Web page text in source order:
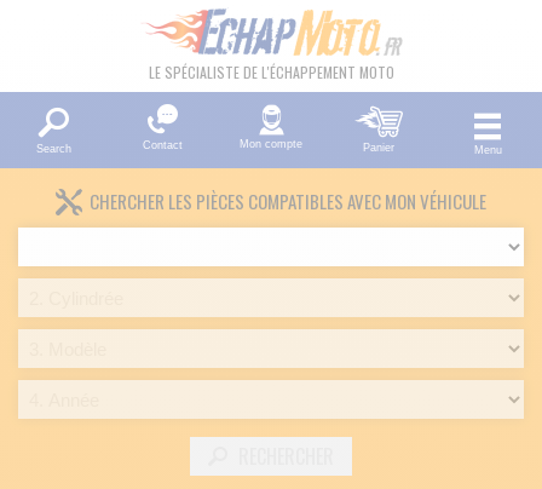
LE SPÉCIALISTE DE L'ÉCHAPPEMENT MOTO
Search Contact Mon compte Panier Menu
CHERCHER LES PIÈCES COMPATIBLES AVEC MON VÉHICULE